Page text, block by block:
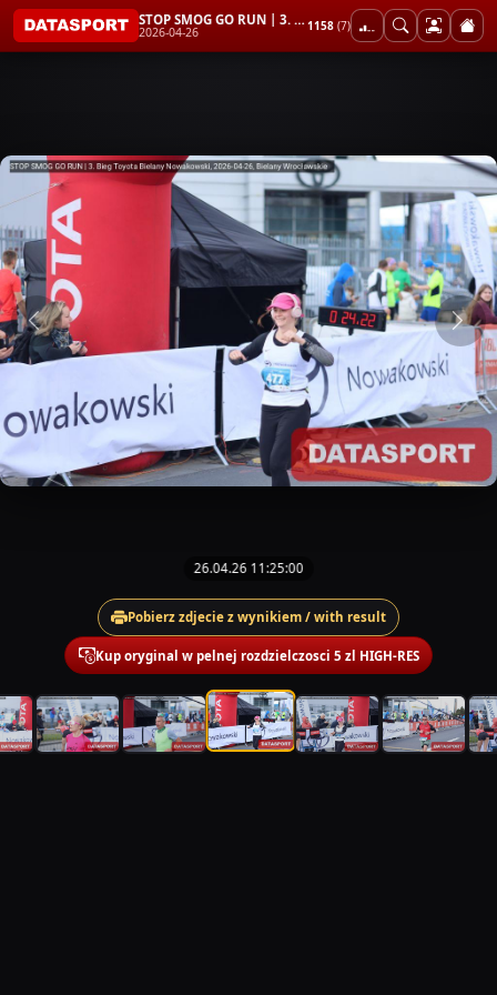
STOP SMOG GO RUN | 3. Bieg Toyota Bielany Nowakowski
2026-04-26 1158 (7)
26.04.26 11:25:00
Pobierz zdjecie z wynikiem / with result
Kup oryginal w pelnej rozdzielczosci 5 zl HIGH-RES